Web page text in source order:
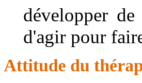
développer
d'agir pour
Attitude du